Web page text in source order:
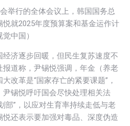
举行的全体会议上，韩国国务总
就2025年度预算案和基金运作计
中国）
济逐步回暖，但民生复苏速度不
道称，尹锡悦强调，年金（养老
改革是“国家存亡的紧要课题”，
锡悦呼吁国会尽快处理相关法
部”，以应对生育率持续走低与老
还表示要加强对毒品、深度伪造